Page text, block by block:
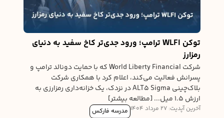
توکن WLFI ترامپ؛ ورود جدی‌تر کاخ سفید به دنیای
رمزارز
شرکت World Liberty Financial که با حمایت دونالد ترامپ و
پسرانش فعالیت می‌کند، اعلام کرد با همکاری شرکت
بلاک‌چینی ALT5 Sigma در نزدک، یک خزانه‌داری رمزارزی به
ارزش ۱.۵ میل... [مطالعه بیشتر]
مدرسه فارکس آخرین آپدیت: 27 مرداد 1404